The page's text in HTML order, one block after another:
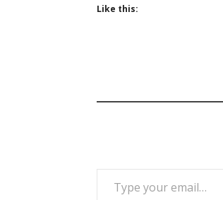
Like this:
TYPE YOUR EMAIL…